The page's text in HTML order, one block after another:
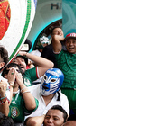
по двум
в
из РФ